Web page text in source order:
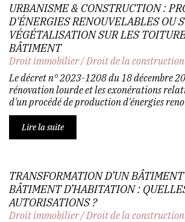
URBANISME & CONSTRUCTION :
D'ÉNERGIES RENOUVELABLES OU
VÉGÉTALISATION SUR LES
BÂTIMENT
Droit immobilier/Droit de la construction
Le décret n° 2023-1208 du 18 décembre
rénovation lourde et les exonérations
d'un procédé de production d'énergies
Lire la suite
TRANSFORMATION D’UN
BÂTIMENT D’HABITATION :
AUTORISATIONS ?
Droit immobilier/Droit de la construction